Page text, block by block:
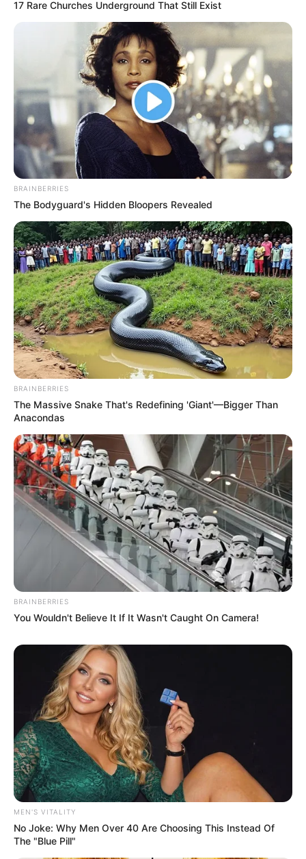
สำหรับเธอแล้ว
เดือนพฤศจิกายน
วิธี คลายเครียด เธอเป็นคนที่เกิดอาการเครียดได้บ่อย
เหมือนกัน โดยเฉพาะเรื่องความรัก การผ่อนคลายของเธอ
น่าจะเป็นการอ่านหนังสือนิยายรัก กุ๊กกิ๊ก ก็ช่วยเธอได้
เหมือนกันนะ
เดือนธันวาคม
วิธี คลายเครียด สิ่งที่ทำให้เธอเครียดก็คือการที่ต้องทนอยู่
กันอะไรนานๆ เพราะเธอเป็นคนไม่ชอบอยู่นิ่ง ออกแนวไฮ
เปอร์หน่อยๆ การผ่อนคลาย ของเธอคือการได้ไปเที่ยวในที่
ต่างๆ ไม่งั้นก็อ่านหนังสือแบบไม่จำกัดแนวก็ช่วยให้สมอง
เธอปลอดโปร่งได้เหมือนกัน
ขอบคุณข้อมูลจาก Forward Mail
ดูดวงปี 2556 ดูดวง 12 ราศี กับ อ.คฑา
คลายเครียด วิธีคลายเครียด วิธีคลายเครียดตามเดือนเกิดของคุณ
ABOUT THE AUTHOR
เจ้าหมอดู
เนื้อหาที่ได้รับการโปรโมต
17 Rare Churches Underground That Still Exist
BRAINBERRIES
The Bodyguard's Hidden Bloopers Revealed
BRAINBERRIES
The Massive Snake That's Redefining 'Giant'—Bigger Than
Anacondas
BRAINBERRIES
You Wouldn't Believe It If It Wasn't Caught On Camera!
MEN'S VITALITY
No Joke: Why Men Over 40 Are Choosing This Instead Of
The "Blue Pill"